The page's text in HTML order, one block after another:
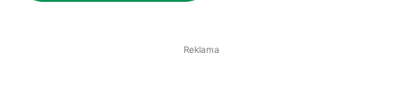
Reklama